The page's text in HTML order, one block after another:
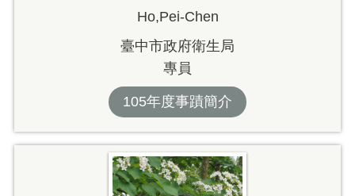
Ho,Pei-Chen
臺中市政府衛生局
專員
105年度事蹟簡介